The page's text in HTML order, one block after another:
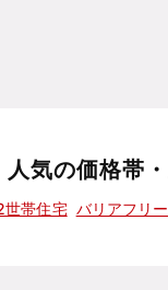
人気の価格帯
世帯住宅 バリアフリー